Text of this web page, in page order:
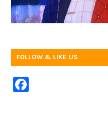
FOLLOW & LIKE US
F